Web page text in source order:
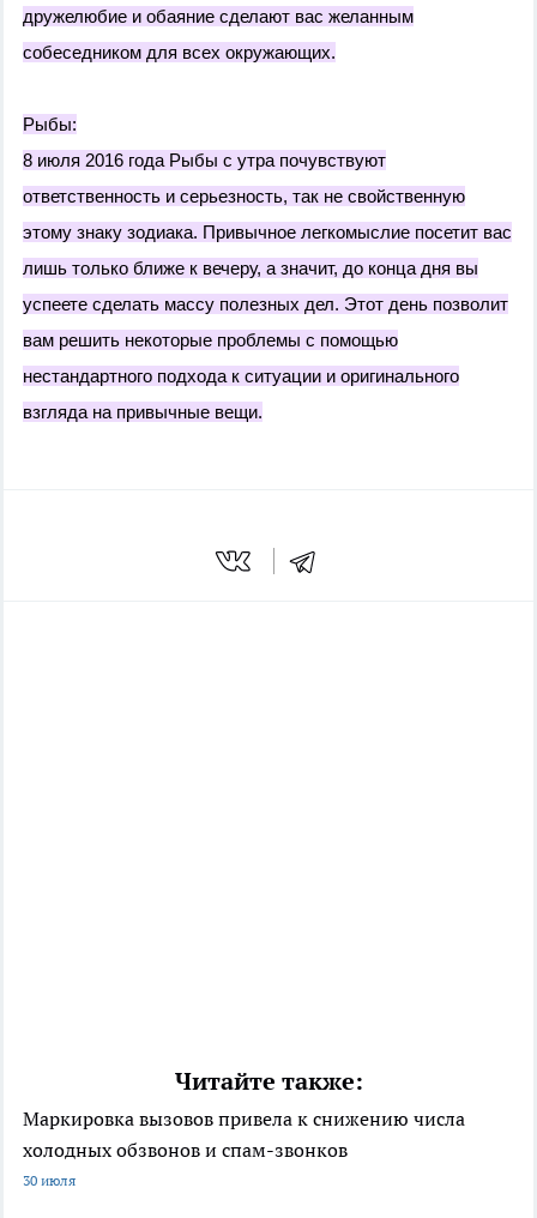
дружелюбие и обаяние сделают вас желанным
собеседником для всех окружающих.
Рыбы:
8 июля 2016 года Рыбы с утра почувствуют
ответственность и серьезность, так не свойственную
этому знаку зодиака. Привычное легкомыслие посетит вас
лишь только ближе к вечеру, а значит, до конца дня вы
успеете сделать массу полезных дел. Этот день позволит
вам решить некоторые проблемы с помощью
нестандартного подхода к ситуации и оригинального
взгляда на привычные вещи.
Читайте также:
Маркировка вызовов привела к снижению числа
холодных обзвонов и спам-звонков
30 июля